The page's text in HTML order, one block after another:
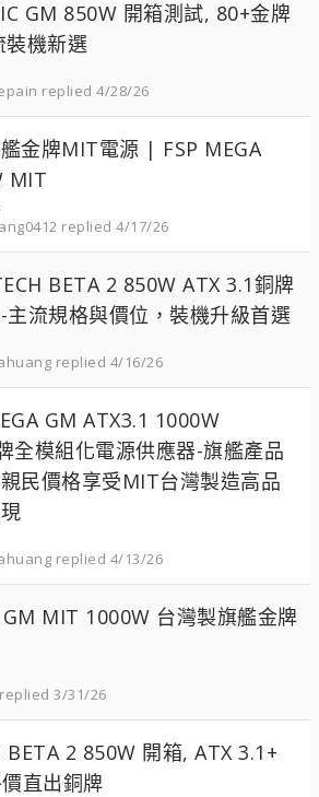
GM 850W 開箱測試, 80+金牌
裝機新選
4/28/26
艦金牌MIT電源 | FSP MEGA
MIT
4/17/26
BETA 2 850W ATX 3.1銅牌
主流規格與價位，裝機升級首選
4/16/26
GM ATX3.1 1000W
全模組化電源供應器-旗艦產品
民價格享受MIT台灣製造高品
4/13/26
MIT 1000W 台灣製旗艦金牌
3/31/26
BETA 2 850W 開箱, ATX 3.1+
直出銅牌